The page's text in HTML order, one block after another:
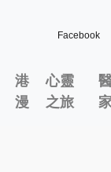
Facebook
港
漫
心靈
之旅